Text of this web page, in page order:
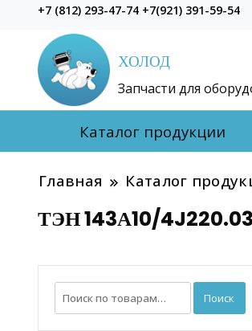
+7 (812) 293-47-74 +7(921) 391-59-54
ХОЛОД
Запчасти для
Каталог продукции
Главная Каталог
ТЭН 143А10/
Искать: Поиск